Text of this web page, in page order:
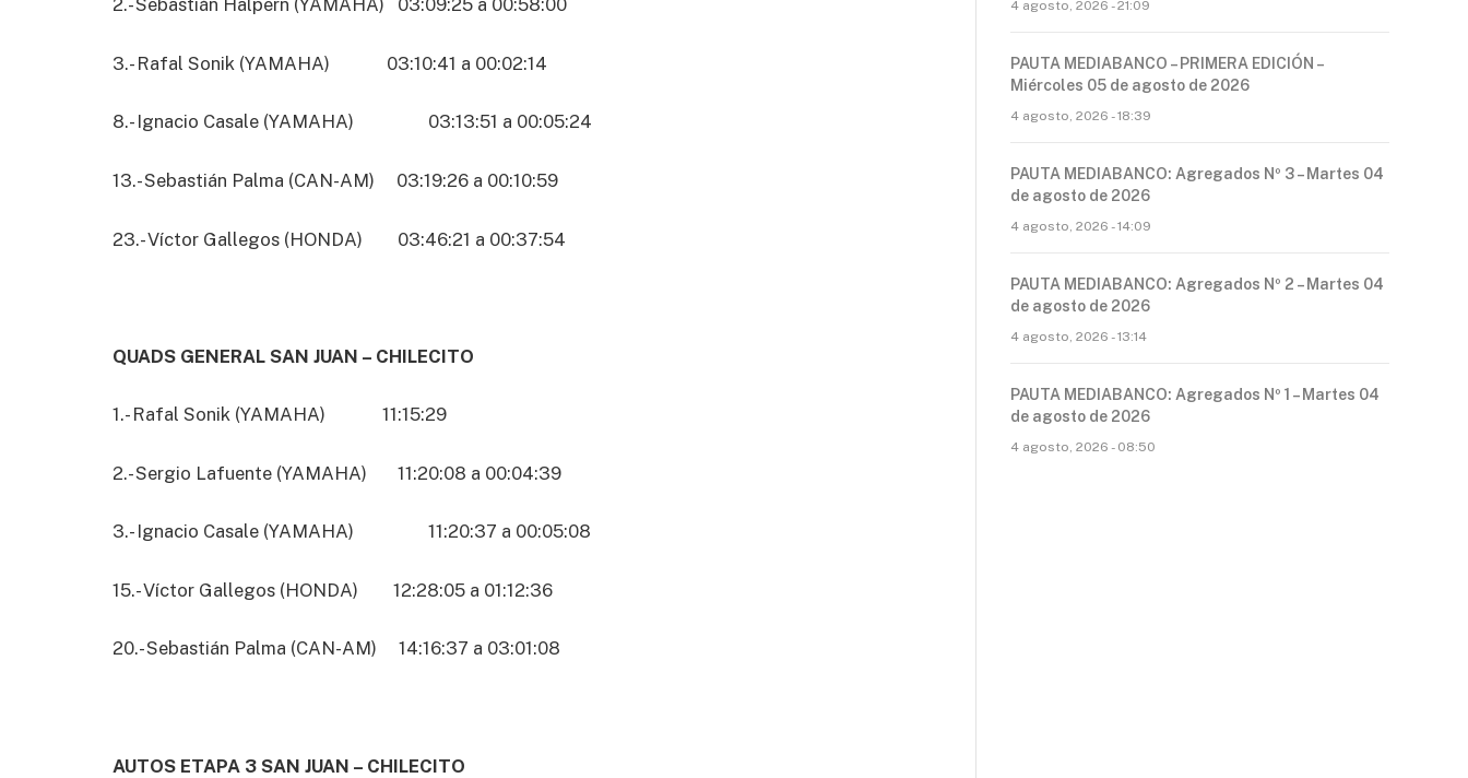
2.- Sebastián Halpern (YAMAHA) 03:09:25 a 00:58:00
3.- Rafal Sonik (YAMAHA) 03:10:41 a 00:02:14
8.- Ignacio Casale (YAMAHA) 03:13:51 a 00:05:24
13.- Sebastián Palma (CAN-AM) 03:19:26 a 00:10:59
23.- Víctor Gallegos (HONDA) 03:46:21 a 00:37:54
QUADS GENERAL SAN JUAN – CHILECITO
1.- Rafal Sonik (YAMAHA) 11:15:29
2.- Sergio Lafuente (YAMAHA) 11:20:08 a 00:04:39
3.- Ignacio Casale (YAMAHA) 11:20:37 a 00:05:08
15.- Víctor Gallegos (HONDA) 12:28:05 a 01:12:36
20.- Sebastián Palma (CAN-AM) 14:16:37 a 03:01:08
AUTOS ETAPA 3 SAN JUAN – CHILECITO
4 agosto, 2026 - 21:09
PAUTA MEDIABANCO – PRIMERA EDICIÓN –
Miércoles 05 de agosto de 2026
4 agosto, 2026 - 18:39
PAUTA MEDIABANCO: Agregados Nº 3 – Martes 04
de agosto de 2026
4 agosto, 2026 - 14:09
PAUTA MEDIABANCO: Agregados Nº 2 – Martes 04
de agosto de 2026
4 agosto, 2026 - 13:14
PAUTA MEDIABANCO: Agregados Nº 1 – Martes 04
de agosto de 2026
4 agosto, 2026 - 08:50